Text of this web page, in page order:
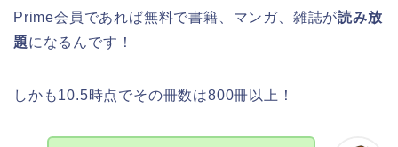
Prime会員であれば無料で書籍、マンガ、雑誌が読み放
題になるんです！
しかも10.5時点でその冊数は800冊以上！